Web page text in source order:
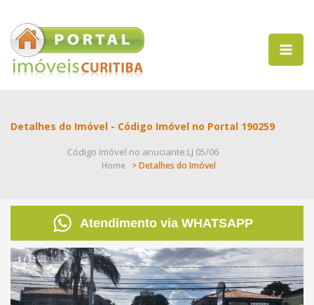
Detalhes do Imóvel - Código Imóvel no Portal 190259
Código Imóvel no anuciante:LJ 05/06
Home > Detalhes do Imóvel
Atendimento via WHATSAPP
1 / 12